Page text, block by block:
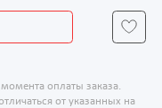
оплаты заказа.
от указанных на